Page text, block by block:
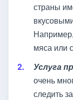
страны
мяса или
Услуга
очень
следить